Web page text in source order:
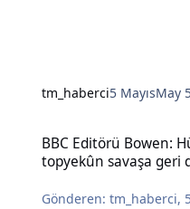
tm_haberci5 MayısMay
BBC Editörü Bowen:
topyekûn savaşa geri
Gönderen:tm_haberci,